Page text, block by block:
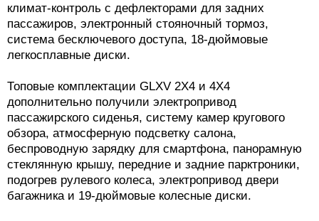
климат-контроль с дефлекторами для задних
пассажиров, электронный стояночный тормоз,
система бесключевого доступа, 18-дюймовые
легкосплавные диски.
Топовые комплектации GLXV 2X4 и 4X4
дополнительно получили электропривод
пассажирского сиденья, систему камер кругового
обзора, атмосферную подсветку салона,
беспроводную зарядку для смартфона, панорамную
стеклянную крышу, передние и задние парктроники,
подогрев рулевого колеса, электропривод двери
багажника и 19-дюймовые колесные диски.